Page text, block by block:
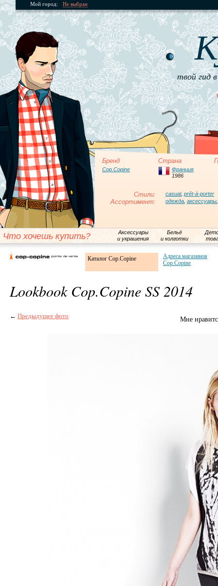
Мой город: Не выбран
твой гид
Бренд Страна
Cop.Copine
Франция
1986
Стили: casual, prêt-à-porter
Ассортимент: одежда аксессуары
Что хочешь купить?
Аксессуары
и украшения
Бельё
и колготки
Каталог Cop.Copine
Адреса магазинов
Cop.Copine
Lookbook Cop.Copine SS 2014
← Предыдущее фото Мне